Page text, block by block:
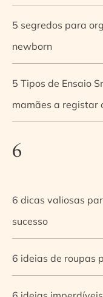
5 segredos para
newborn
5 Tipos de Ensaio
mamães a registar
6
6 dicas valiosas
sucesso
6 ideias de roupas